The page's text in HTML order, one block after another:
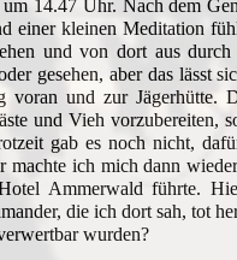
14.47 Uhr. Nach dem
einer kleinen Meditation
und von dort aus durch
gesehen, aber das lässt
und zur Jägerhütte.
und Vieh vorzubereiten,
gab es noch nicht,
ich mich dann
Ammerwald führte.
die ich dort sah, tot
wurden?